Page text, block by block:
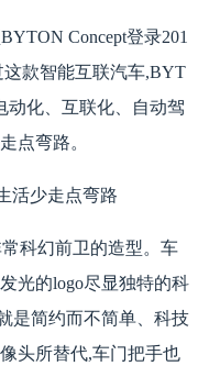
Concept登录201
款智能互联汽车,BYT
动化、互联化、自动驾
点弯路。
科幻前卫的造型。车
光的logo尽显独特的科
是简约而不简单、科技
头所替代,车门把手也